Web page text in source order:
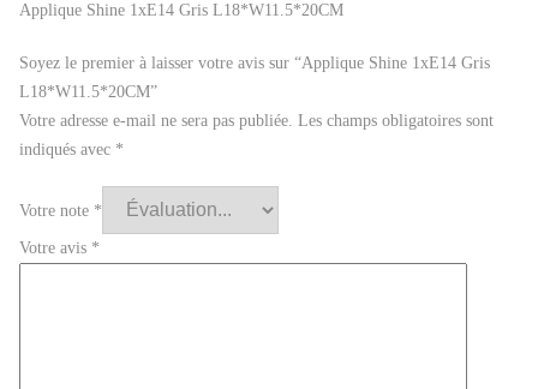
Applique Shine 1xE14 Gris L18*W11.5*20CM
Soyez le premier à laisser votre avis sur “Applique Shine 1xE14 Gris
L18*W11.5*20CM”
Votre adresse e-mail ne sera pas publiée. Les champs obligatoires sont
indiqués avec *
Votre note *
Votre avis *